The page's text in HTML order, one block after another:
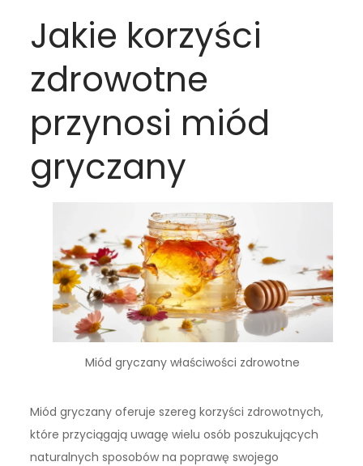
Jakie korzyści
zdrowotne
przynosi miód
gryczany
Miód gryczany właściwości zdrowotne
Miód gryczany oferuje szereg korzyści zdrowotnych,
które przyciągają uwagę wielu osób poszukujących
naturalnych sposobów na poprawę swojego